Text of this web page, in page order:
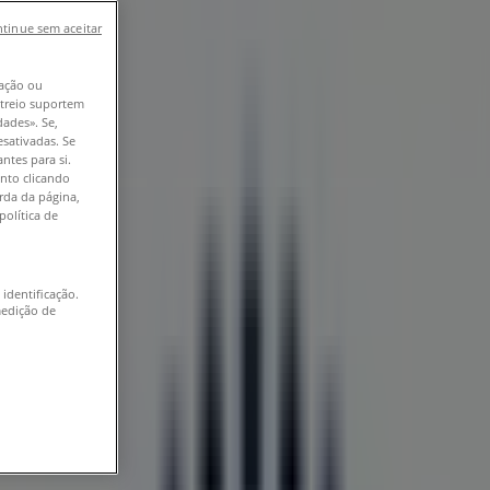
ou
suportem
Se,
Se
para si.
clicando
da página,
de
identificação.
de
sem aceitar